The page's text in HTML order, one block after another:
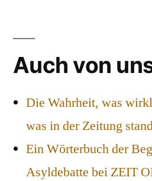
Auch von
Die Wahrheit, was
was in der Zeitung
Ein Wörterbuch der
Asyldebatte bei ZEIT